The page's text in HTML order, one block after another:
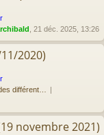
, 21 déc. 2025, 13:26
2020)
différent…
novembre 2021)